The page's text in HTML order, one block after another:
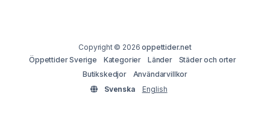
Copyright © 2026oppettider.net
Öppettider Sverige
Kategorier Länder
Städer och orter
Butikskedjor
Användarvillkor
Svenska
English